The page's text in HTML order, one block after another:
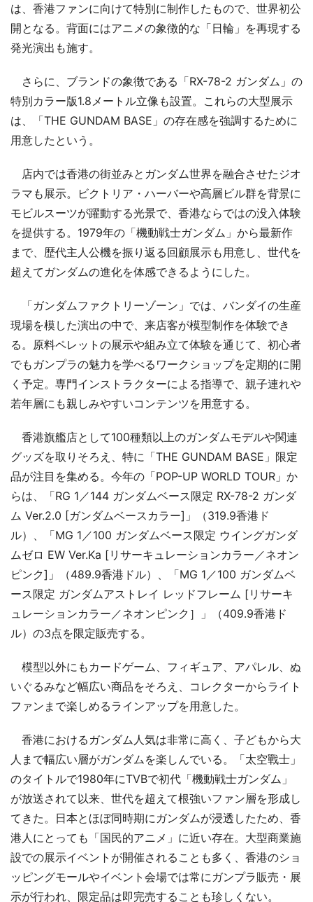
は、香港ファンに向けて特別に制作したもので、世界初公
開となる。背面にはアニメの象徴的な「日輪」を再現する
発光演出も施す。
さらに、ブランドの象徴である「RX-78-2 ガンダム」の
特別カラー版1.8メートル立像も設置。これらの大型展示
は、「THE GUNDAM BASE」の存在感を強調するために
用意したという。
店内では香港の街並みとガンダム世界を融合させたジオ
ラマも展示。ビクトリア・ハーバーや高層ビル群を背景に
モビルスーツが躍動する光景で、香港ならではの没入体験
を提供する。1979年の「機動戦士ガンダム」から最新作
まで、歴代主人公機を振り返る回顧展示も用意し、世代を
超えてガンダムの進化を体感できるようにした。
「ガンダムファクトリーゾーン」では、バンダイの生産
現場を模した演出の中で、来店客が模型制作を体験でき
る。原料ペレットの展示や組み立て体験を通じて、初心者
でもガンプラの魅力を学べるワークショップを定期的に開
く予定。専門インストラクターによる指導で、親子連れや
若年層にも親しみやすいコンテンツを用意する。
香港旗艦店として100種類以上のガンダムモデルや関連
グッズを取りそろえ、特に「THE GUNDAM BASE」限定
品が注目を集める。今年の「POP-UP WORLD TOUR」か
らは、「RG 1／144 ガンダムベース限定 RX-78-2 ガンダ
ム Ver.2.0 [ガンダムベースカラー]」（319.9香港ド
ル）、「MG 1／100 ガンダムベース限定 ウイングガンダ
ムゼロ EW Ver.Ka [リサーキュレーションカラー／ネオン
ピンク]」（489.9香港ドル）、「MG 1／100 ガンダムベ
ース限定 ガンダムアストレイ レッドフレーム [リサーキ
ュレーションカラー／ネオンピンク］」（409.9香港ド
ル）の3点を限定販売する。
模型以外にもカードゲーム、フィギュア、アパレル、ぬ
いぐるみなど幅広い商品をそろえ、コレクターからライト
ファンまで楽しめるラインアップを用意した。
香港におけるガンダム人気は非常に高く、子どもから大
人まで幅広い層がガンダムを楽しんでいる。「太空戰士」
のタイトルで1980年にTVBで初代「機動戦士ガンダム」
が放送されて以来、世代を超えて根強いファン層を形成し
てきた。日本とほぼ同時期にガンダムが浸透したため、香
港人にとっても「国民的アニメ」に近い存在。大型商業施
設での展示イベントが開催されることも多く、香港のショ
ッピングモールやイベント会場では常にガンプラ販売・展
示が行われ、限定品は即完売することも珍しくない。